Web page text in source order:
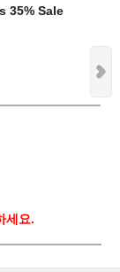
35% Sale
세요.